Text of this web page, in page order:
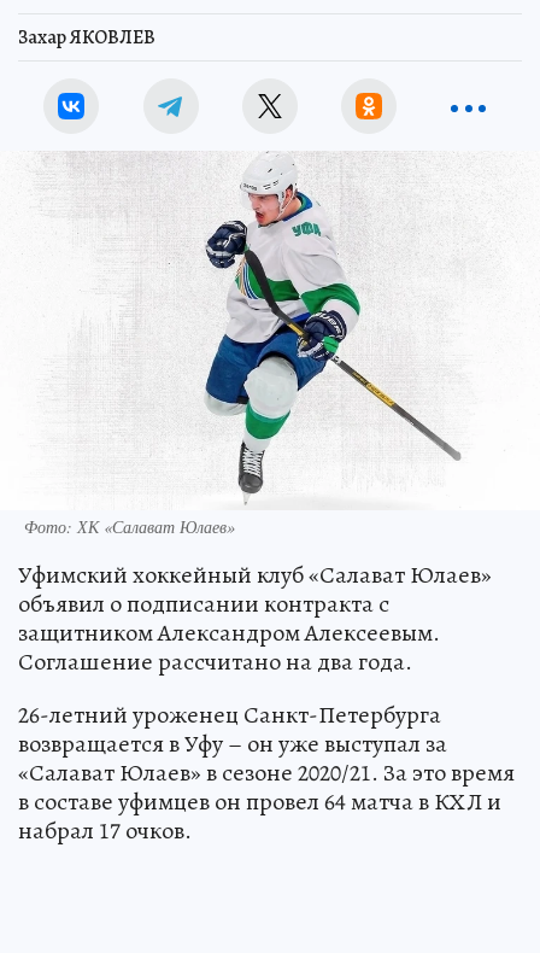
Захар ЯКОВЛЕВ
Фото: ХК «Салават Юлаев»
Уфимский хоккейный клуб «Салават Юлаев»
объявил о подписании контракта с
защитником Александром Алексеевым.
Соглашение рассчитано на два года.
26-летний уроженец Санкт-Петербурга
возвращается в Уфу – он уже выступал за
«Салават Юлаев» в сезоне 2020/21. За это время
в составе уфимцев он провел 64 матча в КХЛ и
набрал 17 очков.